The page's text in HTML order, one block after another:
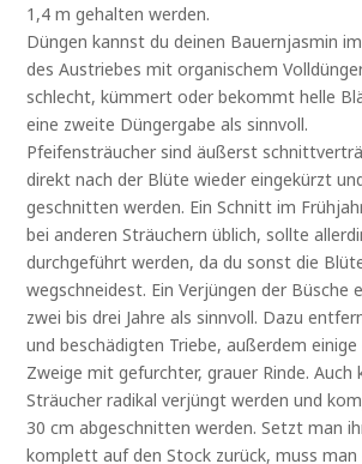
1,4 m gehalten werden.
Düngen kannst du deinen Bauernjasmin
des Austriebes mit organischem
schlecht, kümmert oder bekommt helle
eine zweite Düngergabe als sinnvoll.
Pfeifensträucher sind äußerst
direkt nach der Blüte wieder eingekürzt
geschnitten werden. Ein Schnitt im
bei anderen Sträuchern üblich, sollte
durchgeführt werden, da du sonst die
wegschneidest. Ein Verjüngen der Büsche
zwei bis drei Jahre als sinnvoll. Dazu
und beschädigten Triebe, außerdem
Zweige mit gefurchter, grauer Rinde. Auch
Sträucher radikal verjüngt werden und
30 cm abgeschnitten werden. Setzt man
komplett auf den Stock zurück, muss man